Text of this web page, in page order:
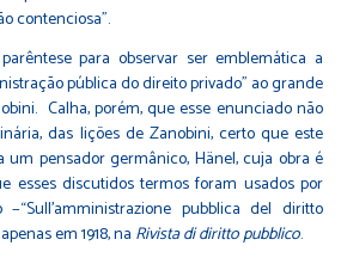
contenciosa”.
para observar ser emblemática a
pública do direito privado” ao grande
Calha, porém, que esse enunciado não
das lições de Zanobini, certo que este
pensador germânico, Hänel, cuja obra é
esses discutidos termos foram usados por
pubblica del diritto
em 1918, na Rivista di diritto pubblico.